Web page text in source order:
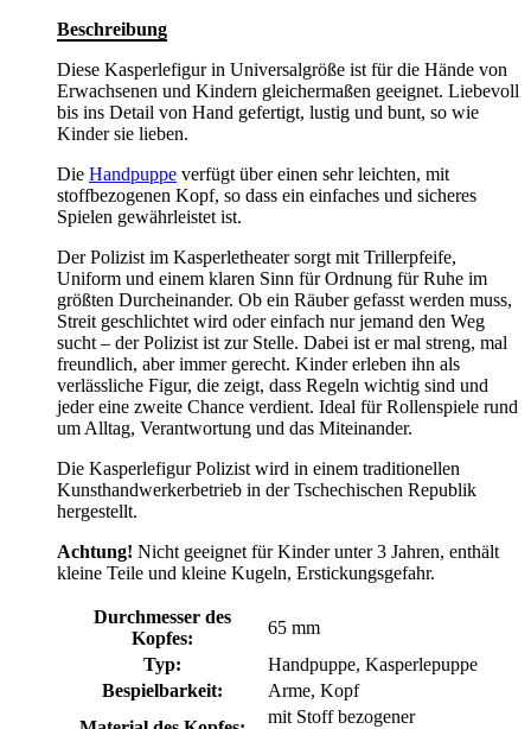
Beschreibung
Diese Kasperlefigur in Universalgröße ist für die Hände von
Erwachsenen und Kindern gleichermaßen geeignet. Liebevoll
bis ins Detail von Hand gefertigt, lustig und bunt, so wie
Kinder sie lieben.
Die Handpuppe verfügt über einen sehr leichten, mit
stoffbezogenen Kopf, so dass ein einfaches und sicheres
Spielen gewährleistet ist.
Der Polizist im Kasperletheater sorgt mit Trillerpfeife,
Uniform und einem klaren Sinn für Ordnung für Ruhe im
größten Durcheinander. Ob ein Räuber gefasst werden muss,
Streit geschlichtet wird oder einfach nur jemand den Weg
sucht – der Polizist ist zur Stelle. Dabei ist er mal streng, mal
freundlich, aber immer gerecht. Kinder erleben ihn als
verlässliche Figur, die zeigt, dass Regeln wichtig sind und
jeder eine zweite Chance verdient. Ideal für Rollenspiele rund
um Alltag, Verantwortung und das Miteinander.
Die Kasperlefigur Polizist wird in einem traditionellen
Kunsthandwerkerbetrieb in der Tschechischen Republik
hergestellt.
Achtung! Nicht geeignet für Kinder unter 3 Jahren, enthält
kleine Teile und kleine Kugeln, Erstickungsgefahr.
Durchmesser des
Kopfes:
65 mm
Typ:
Handpuppe, Kasperlepuppe
Bespielbarkeit:
Arme, Kopf
mit Stoff bezogener